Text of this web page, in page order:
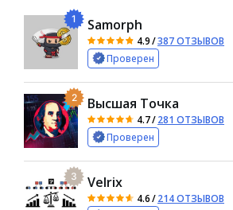
1 Samorph
4.9/387 ОТЗЫВОВ
Проверен
2 Высшая Точка
4.7/281 ОТЗЫВОВ
Проверен
3 Velrix
4.6/214 ОТЗЫВОВ